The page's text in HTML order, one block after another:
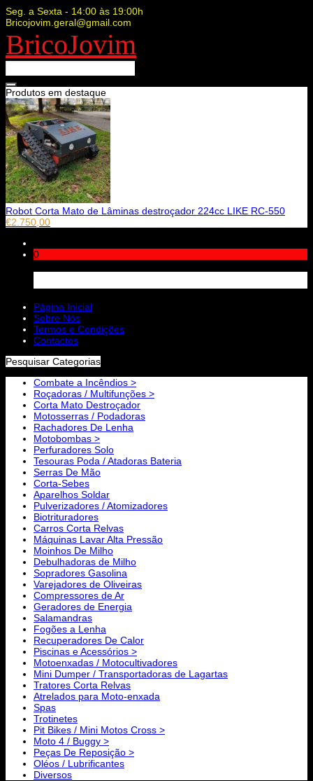
Seg. a Sexta - 14:00 às 19:00h
Bricojovim.geral@gmail.com
BricoJovim
Produtos em destaque
Robot Corta Mato de Lâminas destroçador 224cc LIKE RC-550
€2.750,00
0
Página Inicial
Sobre Nós
Termos e Condições
Contactos
Pesquisar Categorias
Combate a Incêndios >
Roçadoras / Multifunções >
Corta Mato Destroçador
Motosserras / Podadoras
Rachadores De Lenha
Motobombas >
Perfuradores Solo
Tesouras Poda / Atadoras Bateria
Serras De Mão
Corta-Sebes
Aparelhos Soldar
Pulverizadores / Atomizadores
Biotrituradores
Carros Corta Relvas
Máquinas Lavar Alta Pressão
Moinhos De Milho
Debulhadoras de Milho
Sopradores Gasolina
Varejadores de Oliveiras
Compressores de Ar
Geradores de Energia
Salamandras
Fogões a Lenha
Recuperadores De Calor
Piscinas e Acessórios >
Motoenxadas / Motocultivadores
Mini Dumper / Transportadoras de Lagartas
Tratores Corta Relvas
Atrelados para Moto-enxada
Spas
Trotinetes
Pit Bikes / Mini Motos Cross >
Moto 4 / Buggy >
Peças De Reposição >
Oléos / Lubrificantes
Diversos